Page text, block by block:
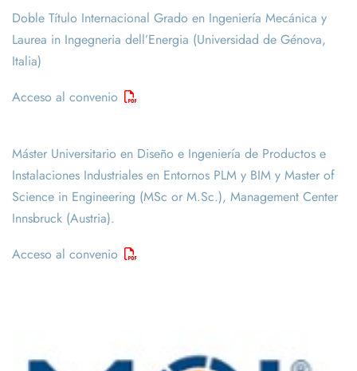
Doble Título Internacional Grado en Ingeniería Mecánica y
Laurea in Ingegneria dell’Energia (Universidad de Génova,
Italia)
Acceso al convenio
Máster Universitario en Diseño e Ingeniería de Productos e
Instalaciones Industriales en Entornos PLM y BIM y Master of
Science in Engineering (MSc or M.Sc.), Management Center
Innsbruck (Austria).
Acceso al convenio